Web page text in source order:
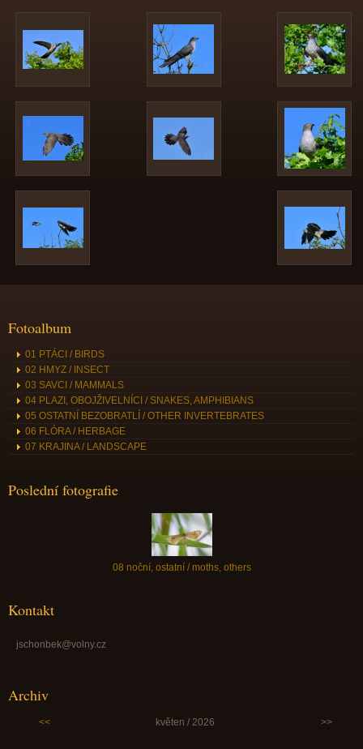
Fotoalbum
01 PTÁCI / BIRDS
02 HMYZ / INSECT
03 SAVCI / MAMMALS
04 PLAZI, OBOJŽIVELNÍCI / SNAKES, AMPHIBIANS
05 OSTATNÍ BEZOBRATLÍ / OTHER INVERTEBRATES
06 FLÓRA / HERBAGE
07 KRAJINA / LANDSCAPE
Poslední fotografie
08 noční, ostatní / moths, others
Kontakt
jschonbek@volny.cz
Archiv
<< květen / 2026 >>